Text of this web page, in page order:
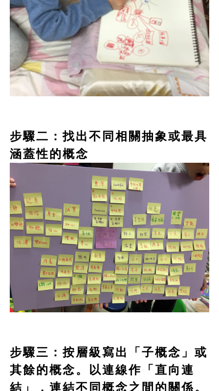
步驟二：找出不同相關抽象或最具
涵蓋性的概念
步驟三：按層級寫出「子概念」或
其餘的概念。以連線作「直向連
結」，連結不同概念之間的關係。